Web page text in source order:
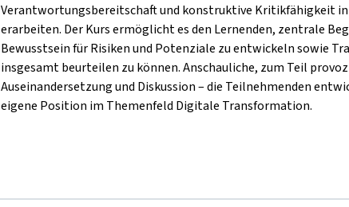
Verantwortungsbereitschaft und konstruktive Kritikfähigkeit
erarbeiten. Der Kurs ermöglicht es den Lernenden, zentrale
Bewusstsein für Risiken und Potenziale zu entwickeln sowie
insgesamt beurteilen zu können. Anschauliche, zum Teil
Auseinandersetzung und Diskussion – die Teilnehmenden
eigene Position im Themenfeld Digitale Transformation.